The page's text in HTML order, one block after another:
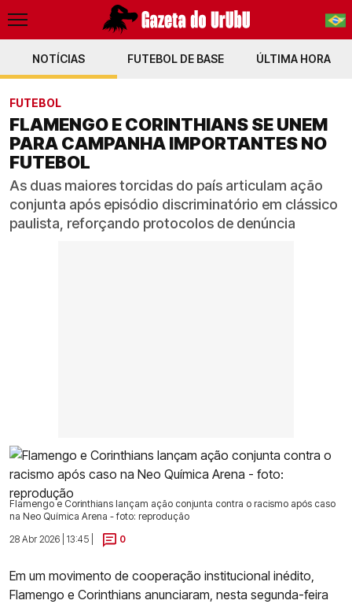
PT-BR
NOTÍCIAS FUTEBOL DE BASE ÚLTIMA HORA
FUTEBOL
FLAMENGO E CORINTHIANS SE UNEM
PARA CAMPANHA IMPORTANTES NO
FUTEBOL
As duas maiores torcidas do país articulam ação
conjunta após episódio discriminatório em clássico
paulista, reforçando protocolos de denúncia
Flamengo e Corinthians lançam ação conjunta contra o racismo após caso
na Neo Química Arena - foto: reprodução
28 Abr 2026 | 13:45 |
0
Em um movimento de cooperação institucional inédito,
Flamengo e Corinthians anunciaram, nesta segunda-feira